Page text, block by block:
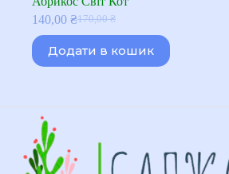
170,00₴
Оригінальна
ціна:
170,00 ₴.
140,00 ₴Поточна
ціна:
140,00 ₴.
Додати в кошик